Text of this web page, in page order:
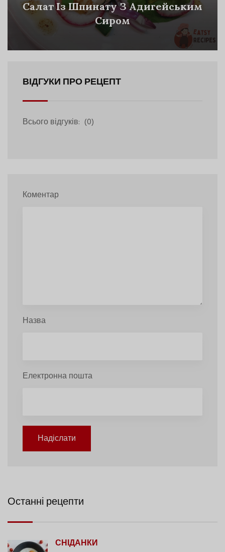
Салат Із Шпинату З Адигейським
Сиром
ВІДГУКИ ПРО РЕЦЕПТ
Всього відгуків: (0)
Коментар
Назва
Електронна пошта
Надіслати
Останні рецепти
СНІДАНКИ